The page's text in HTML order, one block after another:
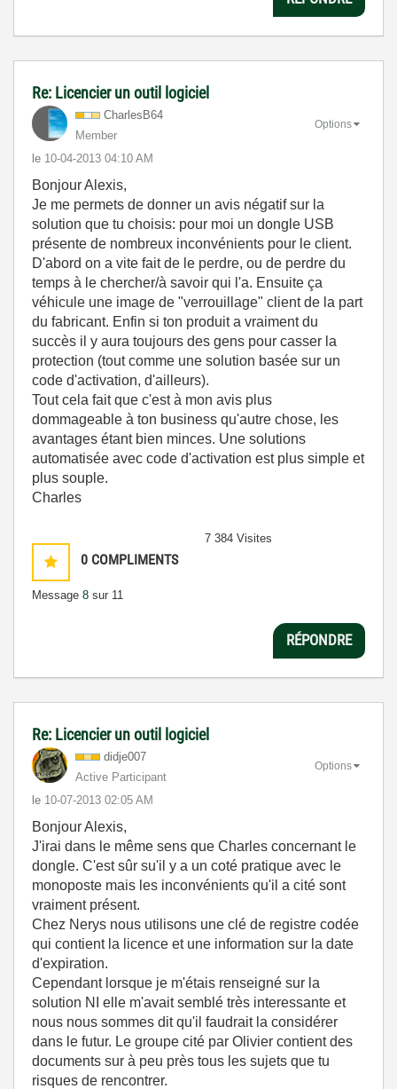
Re: Licencier un outil logiciel
CharlesB64
Member
le ‎10-04-2013 04:10 AM
Options
Bonjour Alexis,
Je me permets de donner un avis négatif sur la
solution que tu choisis: pour moi un dongle USB
présente de nombreux inconvénients pour le client.
D'abord on a vite fait de le perdre, ou de perdre du
temps à le chercher/à savoir qui l'a. Ensuite ça
véhicule une image de "verrouillage" client de la part
du fabricant. Enfin si ton produit a vraiment du
succès il y aura toujours des gens pour casser la
protection (tout comme une solution basée sur un
code d'activation, d'ailleurs).
Tout cela fait que c'est à mon avis plus
dommageable à ton business qu'autre chose, les
avantages étant bien minces. Une solutions
automatisée avec code d'activation est plus simple et
plus souple.
Charles
0 COMPLIMENTS
Message 8 sur 11
7 384 Visites
RÉPONDRE
Re: Licencier un outil logiciel
didje007
Active Participant
le ‎10-07-2013 02:05 AM
Options
Bonjour Alexis,
J'irai dans le même sens que Charles concernant le
dongle. C'est sûr su'il y a un coté pratique avec le
monoposte mais les inconvénients qu'il a cité sont
vraiment présent.
Chez Nerys nous utilisons une clé de registre codée
qui contient la licence et une information sur la date
d'expiration.
Cependant lorsque je m'étais renseigné sur la
solution NI elle m'avait semblé très interessante et
nous nous sommes dit qu'il faudrait la considérer
dans le futur. Le groupe cité par Olivier contient des
documents sur à peu près tous les sujets que tu
risques de rencontrer.